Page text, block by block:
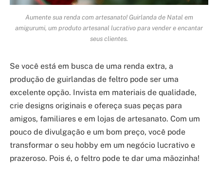
Aumente sua renda com artesanato! Guirlanda de Natal em
amigurumi, um produto artesanal lucrativo para vender e encantar
seus clientes.
Se você está em busca de uma renda extra, a
produção de guirlandas de feltro pode ser uma
excelente opção. Invista em materiais de qualidade,
crie designs originais e ofereça suas peças para
amigos, familiares e em lojas de artesanato. Com um
pouco de divulgação e um bom preço, você pode
transformar o seu hobby em um negócio lucrativo e
prazeroso. Pois é, o feltro pode te dar uma mãozinha!